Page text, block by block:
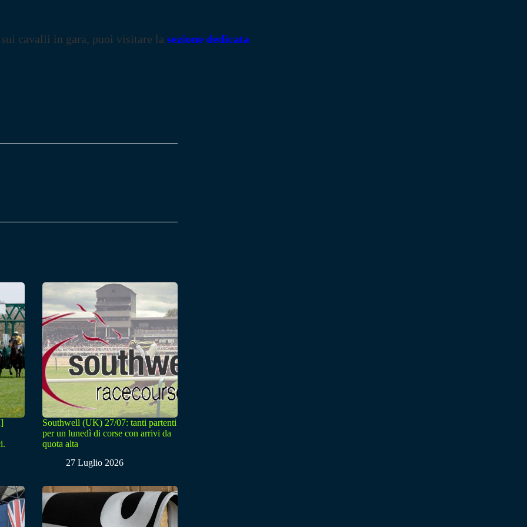
sui cavalli in gara, puoi visitare la sezione dedicata
Southwell (UK) 27/07: tanti partenti
per un lunedì di corse con arrivi da
quota alta
27 Luglio 2026